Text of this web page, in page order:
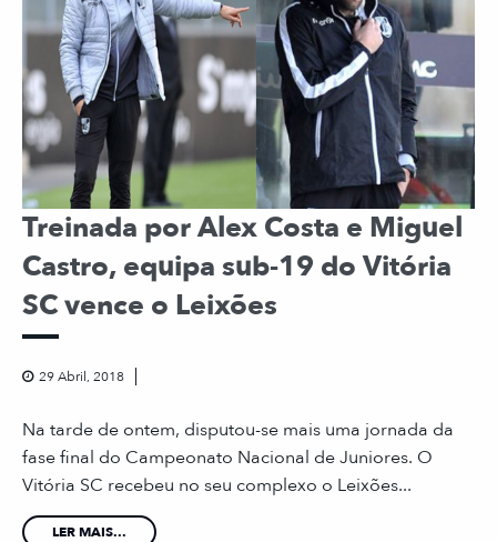
Treinada por Alex Costa e Miguel
Castro, equipa sub-19 do Vitória
SC vence o Leixões
29 Abril, 2018
Na tarde de ontem, disputou-se mais uma jornada da
fase final do Campeonato Nacional de Juniores. O
Vitória SC recebeu no seu complexo o Leixões...
LER MAIS...